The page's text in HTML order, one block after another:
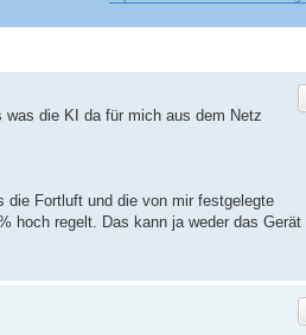
die KI da für mich aus dem Netz
die Fortluft und die von mir festgelegte
hoch regelt. Das kann ja weder das Gerät